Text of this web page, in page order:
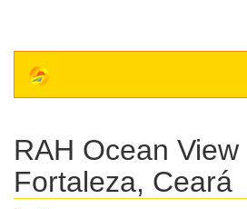
RAH Ocean View
Fortaleza, Ceará